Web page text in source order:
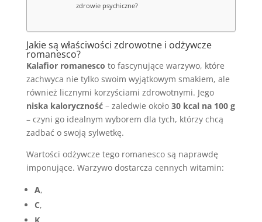
zdrowie psychiczne?
Jakie są właściwości zdrowotne i odżywcze
romanesco?
Kalafior romanesco to fascynujące warzywo, które
zachwyca nie tylko swoim wyjątkowym smakiem, ale
również licznymi korzyściami zdrowotnymi. Jego
niska kaloryczność– zaledwie około 30 kcal na 100 g
– czyni go idealnym wyborem dla tych, którzy chcą
zadbać o swoją sylwetkę.
Wartości odżywcze tego romanesco są naprawdę
imponujące. Warzywo dostarcza cennych witamin:
A,
C,